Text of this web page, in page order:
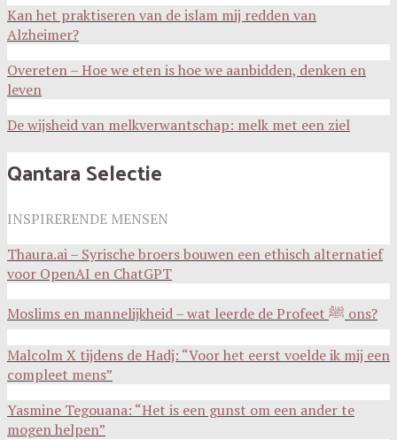
Kan het praktiseren van de islam mij redden van
Alzheimer?
Overeten – Hoe we eten is hoe we aanbidden, denken en
leven
De wijsheid van melkverwantschap: melk met een ziel
Qantara Selectie
INSPIRERENDE MENSEN
Thaura.ai – Syrische broers bouwen een ethisch alternatief
voor OpenAI en ChatGPT
Moslims en mannelijkheid – wat leerde de Profeet ﷺ ons?
Malcolm X tijdens de Hadj: “Voor het eerst voelde ik mij een
compleet mens”
Yasmine Tegouana: “Het is een gunst om een ander te
mogen helpen”